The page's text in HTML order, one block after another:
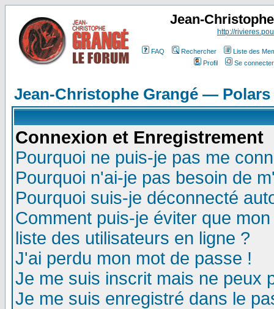
Jean-
http://
FAQ Rechercher
Liste des
Profil
Se
Jean-Christophe Grangé —
Connexion et Enregistrement
Pourquoi ne puis-je pas me
Pourquoi n'ai-je pas besoin de
Pourquoi suis-je déconnecté
Comment puis-je éviter que
liste des utilisateurs en ligne ?
J'ai perdu mon mot de passe !
Je me suis inscrit mais ne peux
Je me suis enregistré dans le